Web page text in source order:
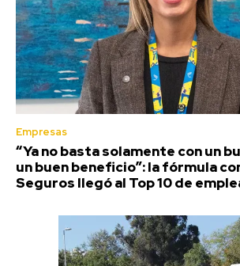
Empresas
“Ya no basta solamente con un
un buen beneficio”: la fórmula
Seguros llegó al Top 10 de